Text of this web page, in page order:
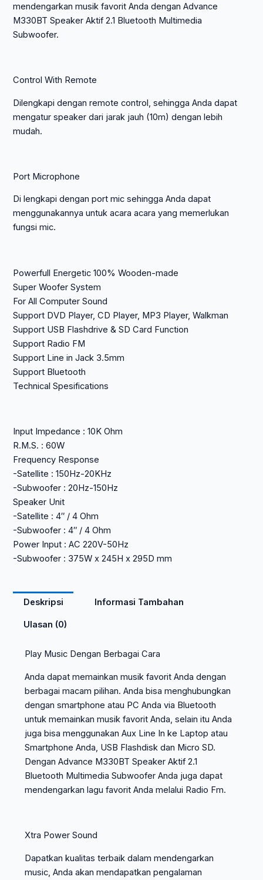
mendengarkan musik favorit Anda dengan Advance
M330BT Speaker Aktif 2.1 Bluetooth Multimedia
Subwoofer.
Control With Remote
Dilengkapi dengan remote control, sehingga Anda dapat
mengatur speaker dari jarak jauh (10m) dengan lebih
mudah.
Port Microphone
Di lengkapi dengan port mic sehingga Anda dapat
menggunakannya untuk acara acara yang memerlukan
fungsi mic.
Powerfull Energetic 100% Wooden-made
Super Woofer System
For All Computer Sound
Support DVD Player, CD Player, MP3 Player, Walkman
Support USB Flashdrive & SD Card Function
Support Radio FM
Support Line in Jack 3.5mm
Support Bluetooth
Technical Spesifications
Input Impedance : 10K Ohm
R.M.S. : 60W
Frequency Response
-Satellite : 150Hz-20KHz
-Subwoofer : 20Hz-150Hz
Speaker Unit
-Satellite : 4″ / 4 Ohm
-Subwoofer : 4″ / 4 Ohm
Power Input : AC 220V-50Hz
-Subwoofer : 375W x 245H x 295D mm
Deskripsi Informasi Tambahan
Ulasan (0)
Play Music Dengan Berbagai Cara
Anda dapat memainkan musik favorit Anda dengan
berbagai macam pilihan. Anda bisa menghubungkan
dengan smartphone atau PC Anda via Bluetooth
untuk memainkan musik favorit Anda, selain itu Anda
juga bisa menggunakan Aux Line In ke Laptop atau
Smartphone Anda, USB Flashdisk dan Micro SD.
Dengan Advance M330BT Speaker Aktif 2.1
Bluetooth Multimedia Subwoofer Anda juga dapat
mendengarkan lagu favorit Anda melalui Radio Fm.
Xtra Power Sound
Dapatkan kualitas terbaik dalam mendengarkan
music, Anda akan mendapatkan pengalaman